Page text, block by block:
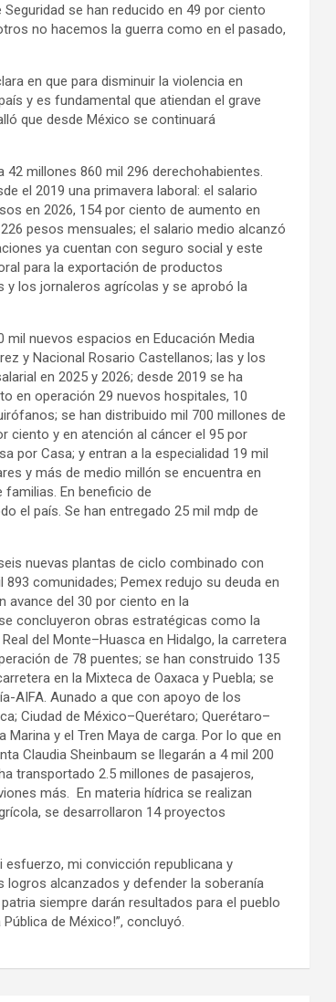
se han reducido en 49 por ciento
no hacemos la guerra como en el pasado,
en que para disminuir la violencia en
y es fundamental que atiendan el grave
que desde México se continuará
42 millones 860 mil 296 derechohabientes.
el 2019 una primavera laboral: el salario
en 2026, 154 por ciento de aumento en
pesos mensuales; el salario medio alcanzó
ya cuentan con seguro social y este
para la exportación de productos
y los jornaleros agrícolas y se aprobó la
nuevos espacios en Educación Media
y Nacional Rosario Castellanos; las y los
en 2025 y 2026; desde 2019 se ha
en operación 29 nuevos hospitales, 10
se han distribuido mil 700 millones de
ciento y en atención al cáncer el 95 por
por Casa; y entran a la especialidad 19 mil
y más de medio millón se encuentra en
En beneficio de
el país. Se han entregado 25 mil mdp de
nuevas plantas de ciclo combinado con
comunidades; Pemex redujo su deuda en
avance del 30 por ciento en la
concluyeron obras estratégicas como la
del Monte–Huasca en Hidalgo, la carretera
de 78 puentes; se han construido 135
en la Mixteca de Oaxaca y Puebla; se
AIFA. Aunado a que con apoyo de los
Ciudad de México–Querétaro; Querétaro–
Marina y el Tren Maya de carga. Por lo que en
Claudia Sheinbaum se llegarán a 4 mil 200
transportado 2.5 millones de pasajeros,
más. En materia hídrica se realizan
se desarrollaron 14 proyectos
esfuerzo, mi convicción republicana y
logros alcanzados y defender la soberanía
siempre darán resultados para el pueblo
de México!”, concluyó.